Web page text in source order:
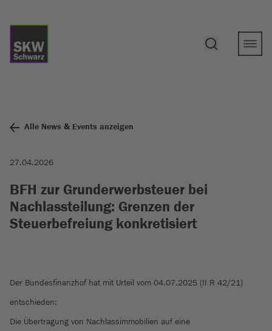
Alle News & Events anzeigen
27.04.2026
BFH zur Grunderwerbsteuer bei
Nachlassteilung: Grenzen der
Steuerbefreiung konkretisiert
Der Bundesfinanzhof hat mit Urteil vom 04.07.2025 (II R 42/21)
entschieden:
Die Übertragung von Nachlassimmobilien auf eine